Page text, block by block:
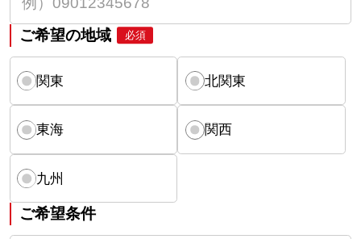
ご希望の地域 必須
関東 北関東
東海 関西
九州
ご希望条件